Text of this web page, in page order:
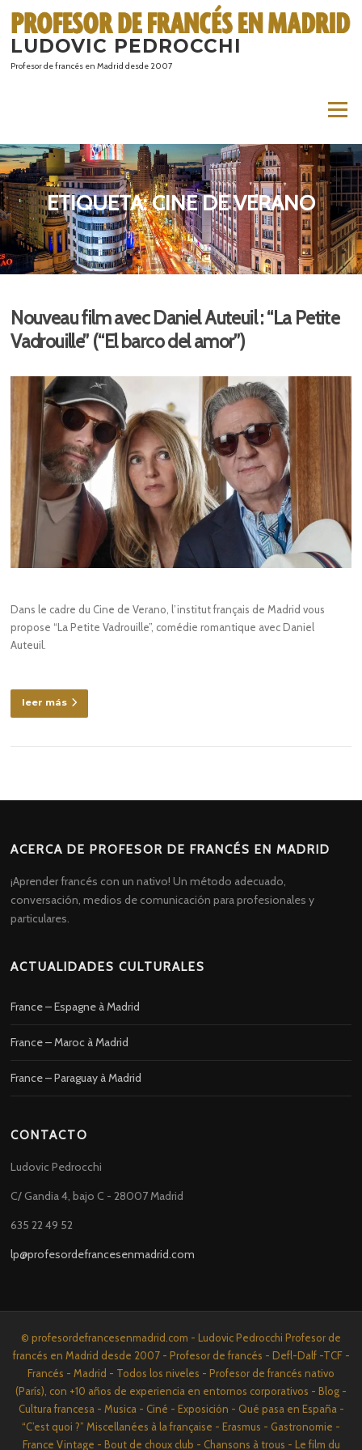
contenido
LUDOVIC PEDROCCHI
Profesor de francés en Madrid desde 2007
Menú
ETIQUETA:CINE DE VERANO
Nouveau film avec Daniel Auteuil : “La Petite
Vadrouille” (“El barco del amor”)
Dans le cadre du Cine de Verano, l’institut français de Madrid vous
propose “La Petite Vadrouille”, comédie romantique avec Daniel
Auteuil.
leer más
ACERCA DE PROFESOR DE FRANCÉS EN MADRID
¡Aprender francés con un nativo! Un método adecuado,
conversación, medios de comunicación para profesionales y
particulares.
ACTUALIDADES CULTURALES
France – Espagne à Madrid
France – Maroc à Madrid
France – Paraguay à Madrid
CONTACTO
Ludovic Pedrocchi
C/ Gandia 4, bajo C - 28007 Madrid
635 22 49 52
lp@profesordefrancesenmadrid.com
© profesordefrancesenmadrid.com - Ludovic Pedrocchi Profesor de
francés en Madrid desde 2007 - Profesor de francés - Defl-Dalf -TCF -
Francés - Madrid - Todos los niveles - Profesor de francés nativo
(París), con +10 años de experiencia en entornos corporativos - Blog -
Cultura francesa - Musica - Ciné - Exposición - Qué pasa en España -
“C’est quoi ?” Miscellanées à la française - Erasmus - Gastronomie -
France Vintage - Bout de choux club - Chansons à trous - Le film du